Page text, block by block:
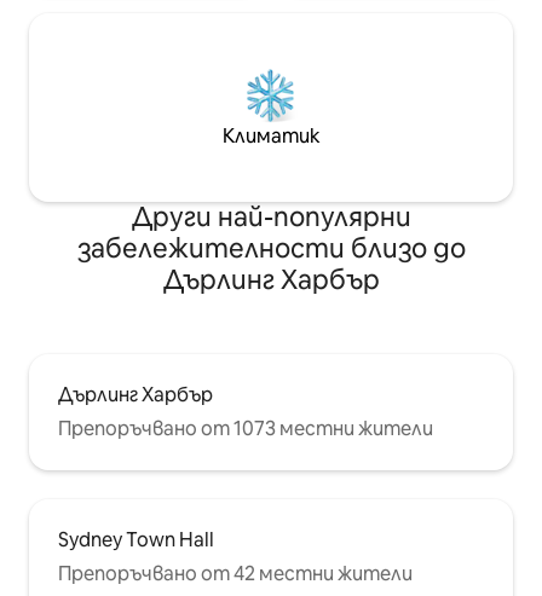
Климатик
Други най-популярни
забележителности близо до
Дърлинг Харбър
Дърлинг Харбър
Препоръчвано от 1073 местни жители
Sydney Town Hall
Препоръчвано от 42 местни жители